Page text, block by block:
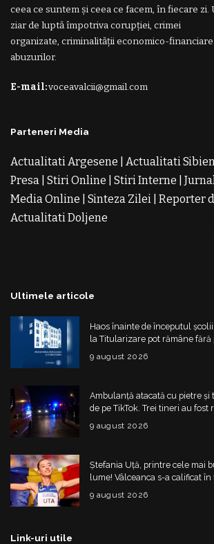
ceea ce suntem și ceea ce facem, în fiecare zi.
ziar de luptă împotriva corupției, crimei
organizate, criminalității economico-
abuzurilor.
E-mail:voceavalcii@gmail.com
Parteneri Media
Actualitati Argesene Actualitati
Presa Stiri Online Stiri Interne
Media Online
Sinteza Zilei Reporter
Actualitati Doljene
Ultimele articole
Haos înainte de începutul
la Titularizare pot rămâne fără
Ministerul schimbă regulile din
9 august 2026
Ambulanță atacată cu pietre și
de pe TikTok. Trei tineri au fost
9 august 2026
Ștefania Uță, printre cele mai
lume! Vâlceanca s-a calificat
9 august 2026
Link-uri utile